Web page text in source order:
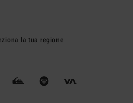
la tua regione